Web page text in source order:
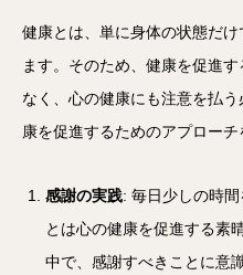
健康とは、単に身体の状態だ
ます。そのため、健康を促進
なく、心の健康にも注意を払
康を促進するためのアプローチ
感謝の実践: 毎日少しの時
とは心の健康を促進する素
中で、感謝すべきことに意